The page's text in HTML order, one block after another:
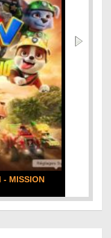
- MISSION